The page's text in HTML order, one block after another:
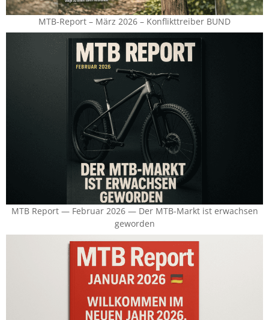
MTB-Report – März 2026 – Konflikttreiber BUND
MTB Report — Februar 2026 — Der MTB-Markt ist erwachsen
geworden